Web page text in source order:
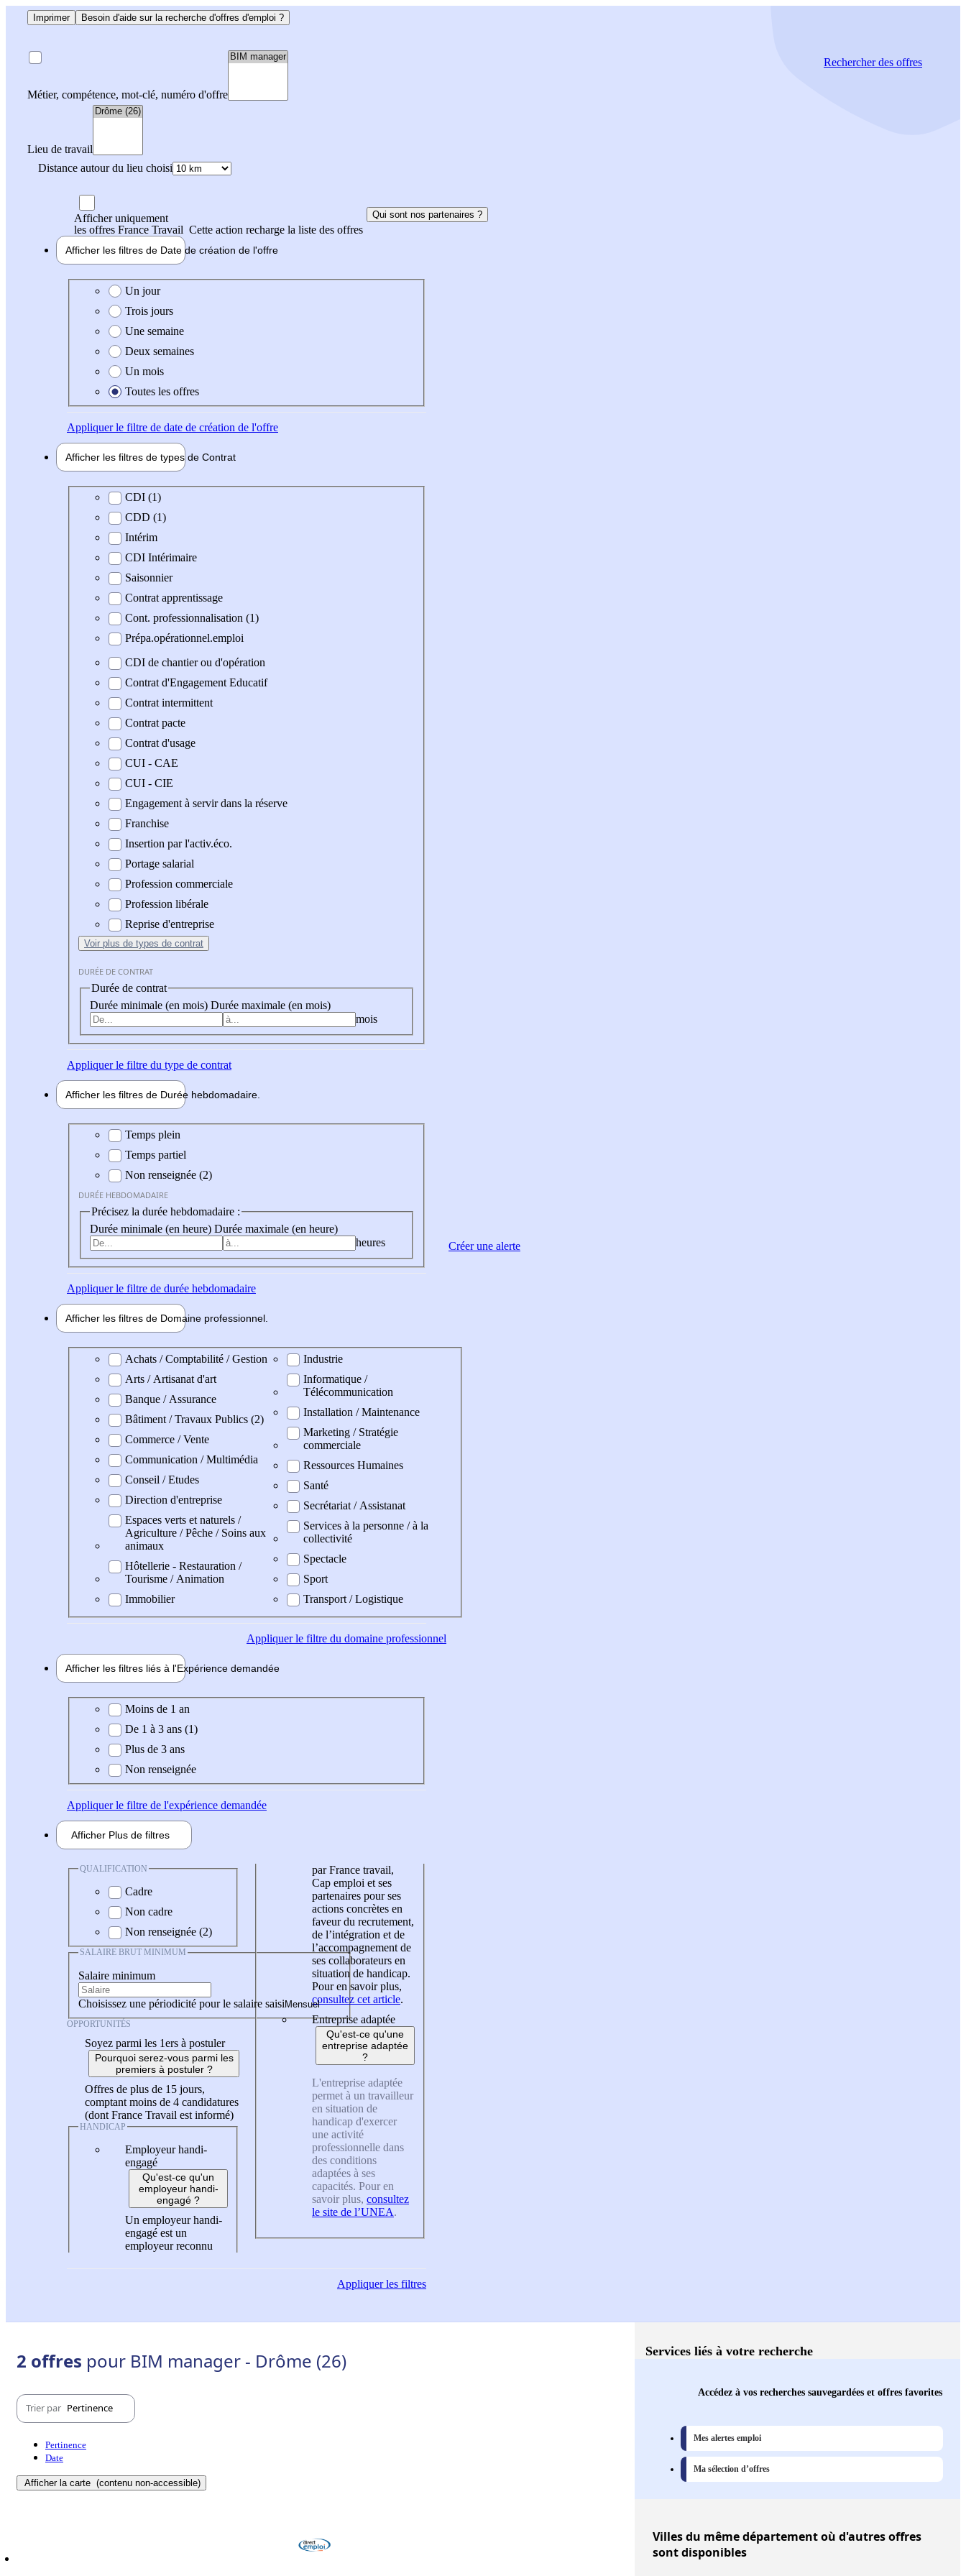
Imprimer Besoin d'aide sur la recherche d'offres d'emploi ?
Métier, compétence, mot-clé, numéro d'offre
Lieu de travail
Distance autour du lieu choisi
Rechercherdes offres
Afficher uniquement
les offres France Travail Cette action recharge la liste des offres
Qui sont nos partenaires ?
Afficher les filtres de Date de création de l'offre
Date de création de l'offre
Un jour
Trois jours
Une semaine
Deux semaines
Un mois
Toutes les offres
Appliquerle filtre de date de création de l'offre
Afficher les filtres de types de Contrat
Type de contrat
CDI (1)
CDD (1)
Intérim
CDI Intérimaire
Saisonnier
Contrat apprentissage
Cont. professionnalisation (1)
Prépa.opérationnel.emploi
CDI de chantier ou d'opération
Contrat d'Engagement Educatif
Contrat intermittent
Contrat pacte
Contrat d'usage
CUI - CAE
CUI - CIE
Engagement à servir dans la réserve
Franchise
Insertion par l'activ.éco.
Portage salarial
Profession commerciale
Profession libérale
Reprise d'entreprise
Voir plus de types de contrat
DURÉE DE CONTRAT
Durée de contrat
Durée minimale (en mois) Durée maximale (en mois)
mois
Appliquerle filtre du type de contrat
Afficher les filtres de Durée hebdomadaire
Durée hebdomadaire
Temps plein
Temps partiel
Non renseignée (2)
DURÉE HEBDOMADAIRE
Précisez la durée hebdomadaire :
Durée minimale (en heure) Durée maximale (en heure)
heures
Appliquerle filtre de durée hebdomadaire
Afficher les filtres de Domaine professionnel
Domaine professionel
Achats / Comptabilité / Gestion
Arts / Artisanat d'art
Banque / Assurance
Bâtiment / Travaux Publics (2)
Commerce / Vente
Communication / Multimédia
Conseil / Etudes
Direction d'entreprise
Espaces verts et naturels /
Agriculture / Pêche / Soins aux
animaux
Hôtellerie - Restauration /
Tourisme / Animation
Immobilier
Industrie
Informatique /
Télécommunication
Installation / Maintenance
Marketing / Stratégie
commerciale
Ressources Humaines
Santé
Secrétariat / Assistanat
Services à la personne / à la
collectivité
Spectacle
Sport
Transport / Logistique
Appliquerle filtre du domaine professionnel
Afficher les filtres liés à l'Expérience demandée
Expérience demandée
Moins de 1 an
De 1 à 3 ans (1)
Plus de 3 ans
Non renseignée
Appliquerle filtre de l'expérience demandée
Afficher Plus de filtres
QUALIFICATION
Cadre
Non cadre
Non renseignée (2)
SALAIRE BRUT MINIMUM
Salaire minimum
Choisissez une périodicité pour le salaire saisi
OPPORTUNITÉS
Soyez parmi les 1ers à postuler
Pourquoi serez-vous parmi les
premiers à postuler ?
Offres de plus de 15 jours,
comptant moins de 4 candidatures
(dont France Travail est informé)
HANDICAP
Employeur handi-
engagé
Qu'est-ce qu'un
employeur handi-
engagé ?
Un employeur handi-
engagé est un
employeur reconnu
par France travail,
Cap emploi et ses
partenaires pour ses
actions concrètes en
faveur du recrutement,
de l’intégration et de
l’accompagnement de
ses collaborateurs en
situation de handicap.
Pour en savoir plus,
consultez cet article.
Entreprise adaptée
Qu'est-ce qu'une
entreprise adaptée
?
L'entreprise adaptée
permet à un travailleur
en situation de
handicap d'exercer
une activité
professionnelle dans
des conditions
adaptées à ses
capacités. Pour en
savoir plus, consultez
le site de l’UNEA.
Appliquerles filtres
Créer une alerte
2 offres pour BIM manager - Drôme (26)
Trier par Pertinence
Pertinence
Date
Afficher la carte (contenu non-accessible)
Services liés à votre recherche
Accédez à vos recherches sauvegardées et offres favorites
Mes alertes emploi
Ma sélection d’offres
Villesdu même département où d'autres offres
sont disponibles